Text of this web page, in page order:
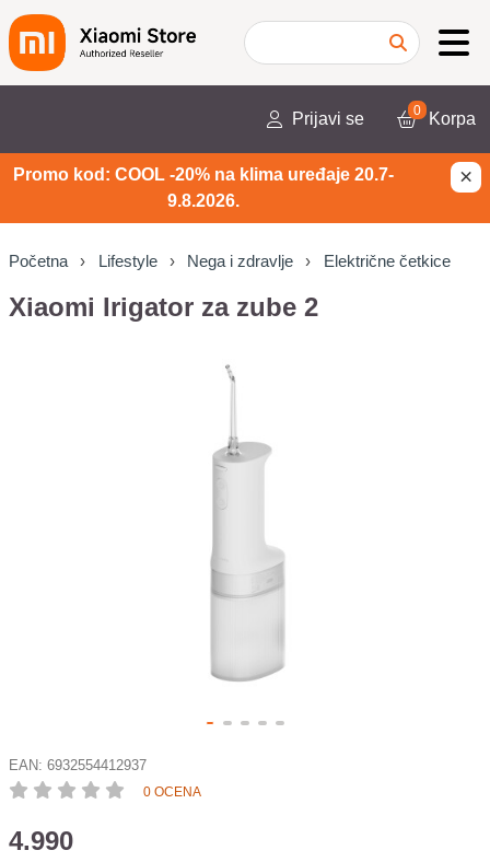
Prijavi se 0 Korpa
Promo kod: COOL -20% na klima uređaje 20.7-
9.8.2026.
×
Početna Lifestyle Nega i zdravlje Električne četkice
Xiaomi Irigator za zube 2
EAN: 6932554412937
0 OCENA
4.990